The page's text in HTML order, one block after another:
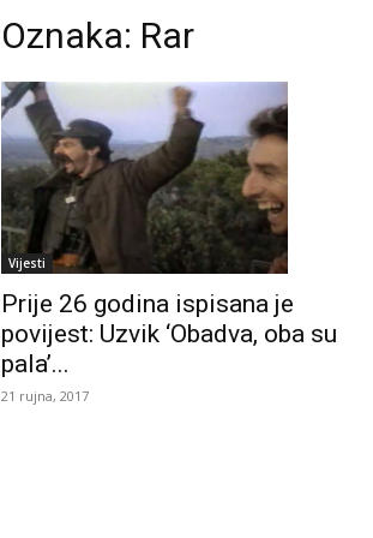
Oznaka: Rar
Vijesti
Prije 26 godina ispisana je
povijest: Uzvik ‘Obadva, oba su
pala’...
21 rujna, 2017